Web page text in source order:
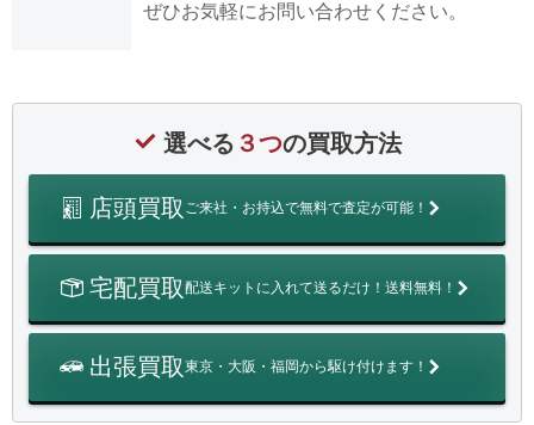
ぜひお気軽にお問い合わせください。
選べる ３つの買取方法
店頭買取 ご来社・お持込で無料で査定が可能！
宅配買取配送キットに入れて送るだけ！送料無料！
出張買取東京・大阪・福岡から駆け付けます！